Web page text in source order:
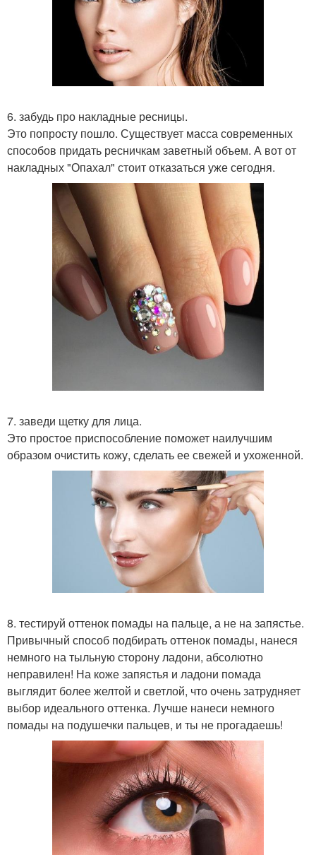
6. забудь про накладные ресницы.
Это попросту пошло. Существует масса современных
способов придать ресничкам заветный объем. А вот от
накладных "Опахал" стоит отказаться уже сегодня.
7. заведи щетку для лица.
Это простое приспособление поможет наилучшим
образом очистить кожу, сделать ее свежей и ухоженной.
8. тестируй оттенок помады на пальце, а не на запястье.
Привычный способ подбирать оттенок помады, нанеся
немного на тыльную сторону ладони, абсолютно
неправилен! На коже запястья и ладони помада
выглядит более желтой и светлой, что очень затрудняет
выбор идеального оттенка. Лучше нанеси немного
помады на подушечки пальцев, и ты не прогадаешь!